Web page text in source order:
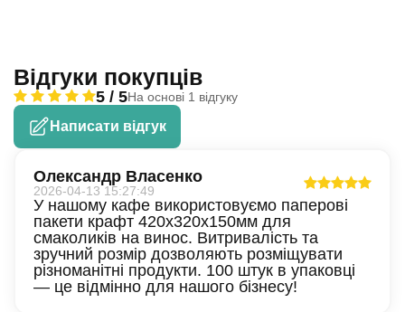
Відгуки покупців
5 / 5На основі 1 відгуку
Написати відгук
Олександр Власенко
2026-04-13 15:27:49
У нашому кафе використовуємо паперові
пакети крафт 420х320х150мм для
смаколиків на винос. Витривалість та
зручний розмір дозволяють розміщувати
різноманітні продукти. 100 штук в упаковці
— це відмінно для нашого бізнесу!